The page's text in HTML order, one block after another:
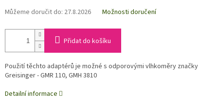
Můžeme doručit do: 27.8.2026 Možnosti doručení
Přidat do košíku
Použití těchto adaptérů je možné s odporovými vlhkoměry značky
Greisinger - GMR 110, GMH 3810
Detailní informace